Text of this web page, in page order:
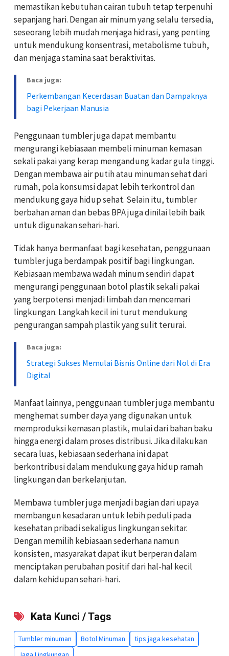
memastikan kebutuhan cairan tubuh tetap terpenuhi
sepanjang hari. Dengan air minum yang selalu tersedia,
seseorang lebih mudah menjaga hidrasi, yang penting
untuk mendukung konsentrasi, metabolisme tubuh,
dan menjaga stamina saat beraktivitas.
Baca juga:
Perkembangan Kecerdasan Buatan dan Dampaknya
bagi Pekerjaan Manusia
Penggunaan tumbler juga dapat membantu
mengurangi kebiasaan membeli minuman kemasan
sekali pakai yang kerap mengandung kadar gula tinggi.
Dengan membawa air putih atau minuman sehat dari
rumah, pola konsumsi dapat lebih terkontrol dan
mendukung gaya hidup sehat. Selain itu, tumbler
berbahan aman dan bebas BPA juga dinilai lebih baik
untuk digunakan sehari-hari.
Tidak hanya bermanfaat bagi kesehatan, penggunaan
tumbler juga berdampak positif bagi lingkungan.
Kebiasaan membawa wadah minum sendiri dapat
mengurangi penggunaan botol plastik sekali pakai
yang berpotensi menjadi limbah dan mencemari
lingkungan. Langkah kecil ini turut mendukung
pengurangan sampah plastik yang sulit terurai.
Baca juga:
Strategi Sukses Memulai Bisnis Online dari Nol di Era
Digital
Manfaat lainnya, penggunaan tumbler juga membantu
menghemat sumber daya yang digunakan untuk
memproduksi kemasan plastik, mulai dari bahan baku
hingga energi dalam proses distribusi. Jika dilakukan
secara luas, kebiasaan sederhana ini dapat
berkontribusi dalam mendukung gaya hidup ramah
lingkungan dan berkelanjutan.
Membawa tumbler juga menjadi bagian dari upaya
membangun kesadaran untuk lebih peduli pada
kesehatan pribadi sekaligus lingkungan sekitar.
Dengan memilih kebiasaan sederhana namun
konsisten, masyarakat dapat ikut berperan dalam
menciptakan perubahan positif dari hal-hal kecil
dalam kehidupan sehari-hari.
Kata Kunci / Tags
Tumbler minuman Botol Minuman
tips jaga kesehatan